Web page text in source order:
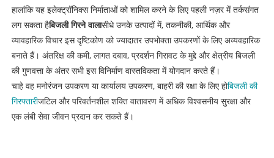
हालांकि यह इलेक्ट्रॉनिक्स निर्माताओं को शामिल करने के लिए पहली नज़र में तर्कसंगत
लग सकता हैबिजली गिरने वालासीधे उनके उत्पादों में, तकनीकी, आर्थिक और
व्यावहारिक विचार इस दृष्टिकोण को ज्यादातर उपभोक्ता उपकरणों के लिए अव्यवहारिक
बनाते हैं। अंतरिक्ष की कमी, लागत दबाव, प्रदर्शन गिरावट के मुद्दे और क्षेत्रीय बिजली
की गुणवत्ता के अंतर सभी इस विनिर्माण वास्तविकता में योगदान करते हैं।
चाहे वह मनोरंजन उपकरण या कार्यालय उपकरण, बाहरी की रक्षा के लिए होबिजली की
गिरफ्तारीजटिल और परिवर्तनशील शक्ति वातावरण में अधिक विश्वसनीय सुरक्षा और
एक लंबी सेवा जीवन प्रदान कर सकते हैं।